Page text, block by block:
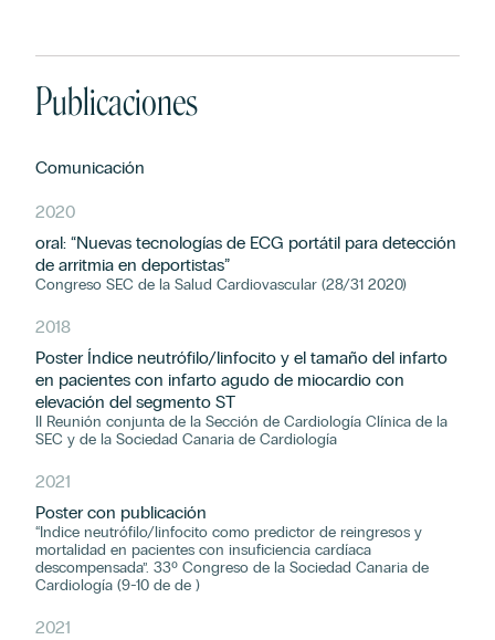
Publicaciones
Comunicación
2020
oral: “Nuevas tecnologías de ECG portátil para detección
de arritmia en deportistas”
Congreso SEC de la Salud Cardiovascular (28/31 2020)
2018
Poster Índice neutrófilo/linfocito y el tamaño del infarto
en pacientes con infarto agudo de miocardio con
elevación del segmento ST
II Reunión conjunta de la Sección de Cardiología Clínica de la
SEC y de la Sociedad Canaria de Cardiología
2021
Poster con publicación
“Indice neutrófilo/linfocito como predictor de reingresos y
mortalidad en pacientes con insuficiencia cardíaca
descompensada”. 33º Congreso de la Sociedad Canaria de
Cardiología (9-10 de de )
2021